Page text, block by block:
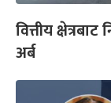
वित्तीय
अर्ब